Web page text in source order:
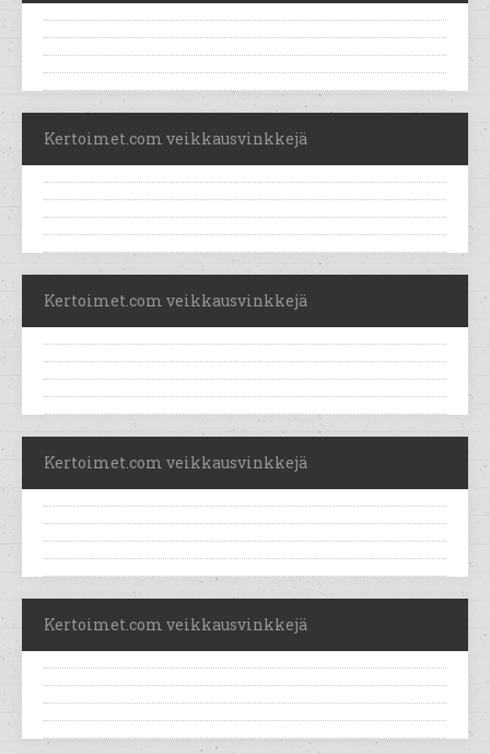
Kertoimet.com veikkausvinkkejä
Kertoimet.com veikkausvinkkejä
Kertoimet.com veikkausvinkkejä
Kertoimet.com veikkausvinkkejä